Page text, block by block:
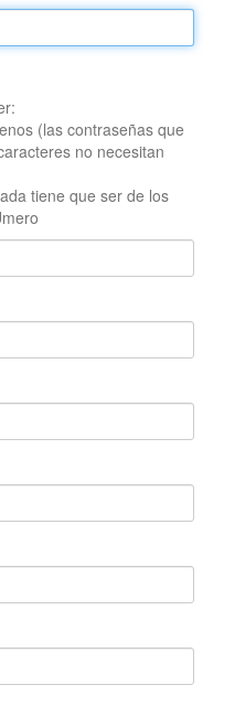
(las contraseñas que
no necesitan
tiene que ser de los